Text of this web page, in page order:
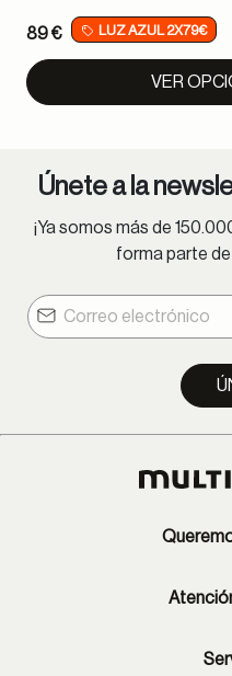
89 € LUZ AZUL 2X79€
VER
Únete a la
¡Ya somos más de
forma parte